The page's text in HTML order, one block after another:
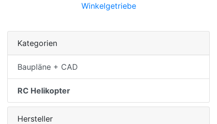
Winkelgetriebe
Kategorien
Baupläne + CAD
RC Helikopter
Hersteller